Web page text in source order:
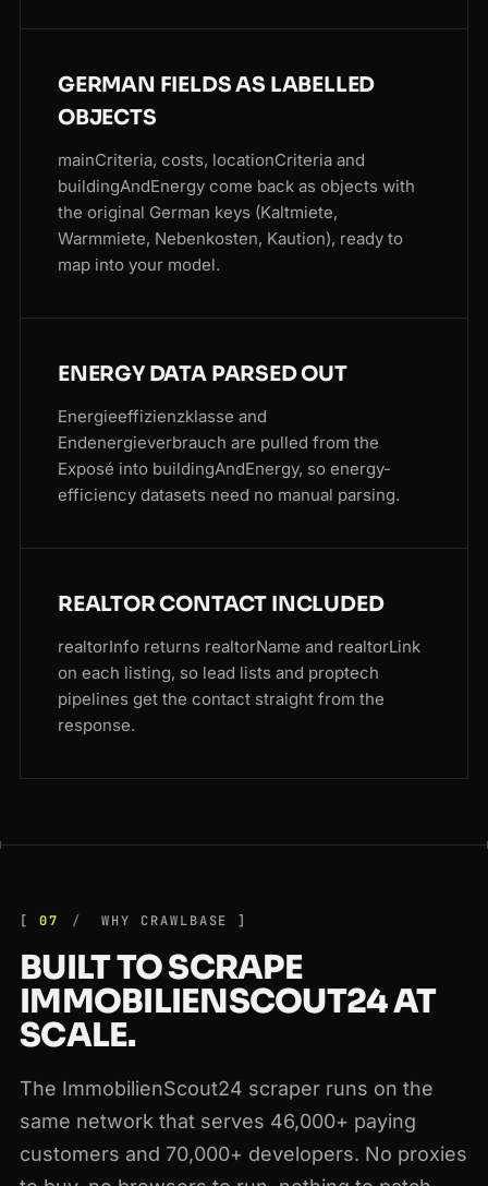
GERMAN FIELDS AS LABELLED
OBJECTS
mainCriteria, costs, locationCriteria and
buildingAndEnergy come back as objects with
the original German keys (Kaltmiete,
Warmmiete, Nebenkosten, Kaution), ready to
map into your model.
ENERGY DATA PARSED OUT
Energieeffizienzklasse and
Endenergieverbrauch are pulled from the
Exposé into buildingAndEnergy, so energy-
efficiency datasets need no manual parsing.
REALTOR CONTACT INCLUDED
realtorInfo returns realtorName and realtorLink
on each listing, so lead lists and proptech
pipelines get the contact straight from the
response.
07 WHY CRAWLBASE
BUILT TO SCRAPE
IMMOBILIENSCOUT24 AT
SCALE.
The ImmobilienScout24 scraper runs on the
same network that serves 46,000+ paying
customers and 70,000+ developers. No proxies